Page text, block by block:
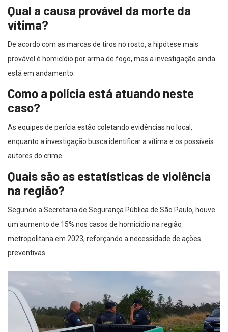
Qual a causa provável da morte da
vítima?
De acordo com as marcas de tiros no rosto, a hipótese mais
provável é homicídio por arma de fogo, mas a investigação ainda
está em andamento.
Como a polícia está atuando neste
caso?
As equipes de perícia estão coletando evidências no local,
enquanto a investigação busca identificar a vítima e os possíveis
autores do crime.
Quais são as estatísticas de violência
na região?
Segundo a Secretaria de Segurança Pública de São Paulo, houve
um aumento de 15% nos casos de homicídio na região
metropolitana em 2023, reforçando a necessidade de ações
preventivas.